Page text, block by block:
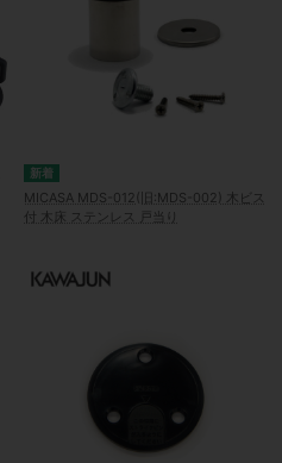
MICASA MDS-012(旧:MDS-002) 木ビス
付 木床 ステンレス 戸当り